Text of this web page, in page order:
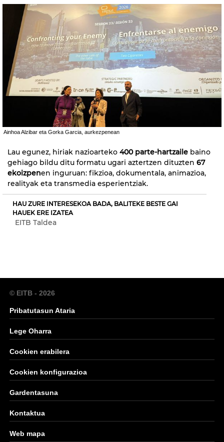
Ainhoa Alzibar eta Gorka Garcia, aurkezpenean
Lau egunez, hiriak nazioarteko 400 parte-hartzaile baino
gehiago bildu ditu formatu ugari aztertzen dituzten 67
ekoizpenen inguruan: fikzioa, dokumentala, animazioa,
realityak eta transmedia esperientziak.
HAU ZURE INTERESEKOA BADA, BALITEKE BESTE GAI
HAUEK ERE IZATEA
EITB Taldea
© EITB - 2026
Pribatutasun Ataria
Lege Oharra
Cookien erabilera
Cookien konfigurazioa
Gardentasuna
Kontaktua
Web mapa